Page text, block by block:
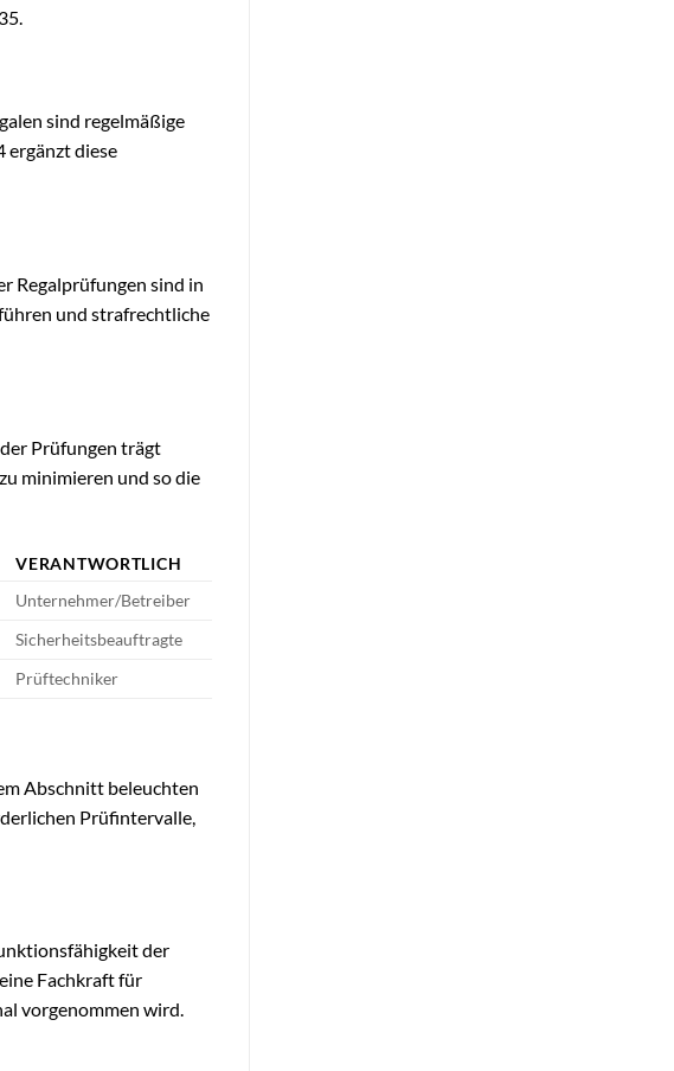
sind regelmäßige
ergänzt diese
Regalprüfungen sind in
und strafrechtliche
Prüfungen trägt
minimieren und so die
VERANTWORTLICH
Unternehmer/Betreiber
Sicherheitsbeauftragte
Prüftechniker
Abschnitt beleuchten
Prüfintervalle,
der
Fachkraft für
vorgenommen wird.